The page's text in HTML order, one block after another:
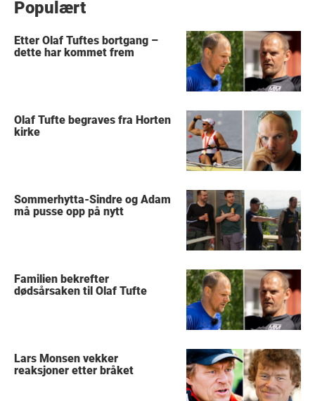
Populært
Etter Olaf Tuftes bortgang –
dette har kommet frem
Olaf Tufte begraves fra Horten
kirke
Sommerhytta-Sindre og Adam
må pusse opp på nytt
Familien bekrefter
dødsårsaken til Olaf Tufte
Lars Monsen vekker
reaksjoner etter bråket